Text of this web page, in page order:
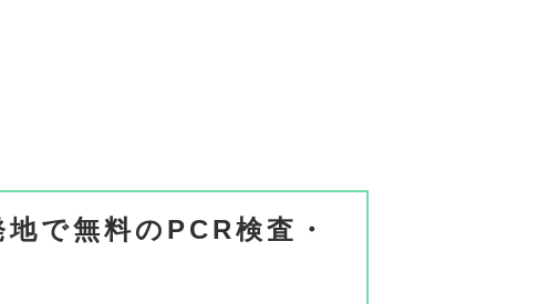
で無料のPCR検査・